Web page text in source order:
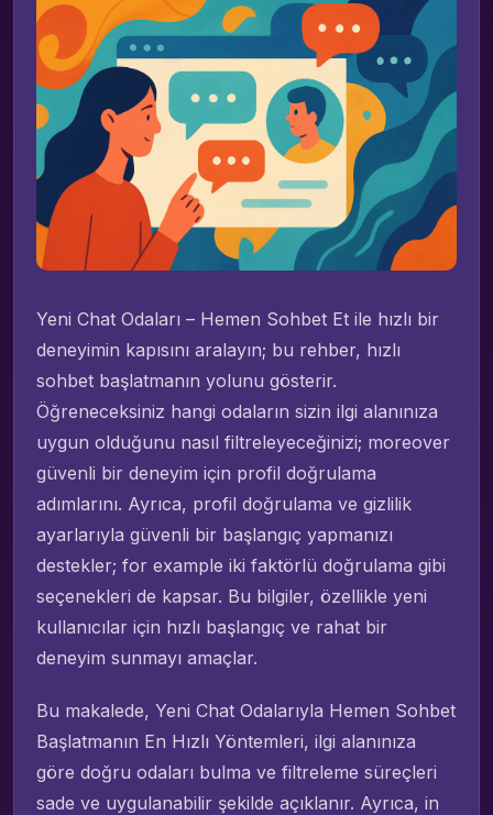
Yeni Chat Odaları – Hemen Sohbet Et ile hızlı bir
deneyimin kapısını aralayın; bu rehber, hızlı
sohbet başlatmanın yolunu gösterir.
Öğreneceksiniz hangi odaların sizin ilgi alanınıza
uygun olduğunu nasıl filtreleyeceğinizi; moreover
güvenli bir deneyim için profil doğrulama
adımlarını. Ayrıca, profil doğrulama ve gizlilik
ayarlarıyla güvenli bir başlangıç yapmanızı
destekler; for example iki faktörlü doğrulama gibi
seçenekleri de kapsar. Bu bilgiler, özellikle yeni
kullanıcılar için hızlı başlangıç ve rahat bir
deneyim sunmayı amaçlar.
Bu makalede, Yeni Chat Odalarıyla Hemen Sohbet
Başlatmanın En Hızlı Yöntemleri, ilgi alanınıza
göre doğru odaları bulma ve filtreleme süreçleri
sade ve uygulanabilir şekilde açıklanır. Ayrıca, in